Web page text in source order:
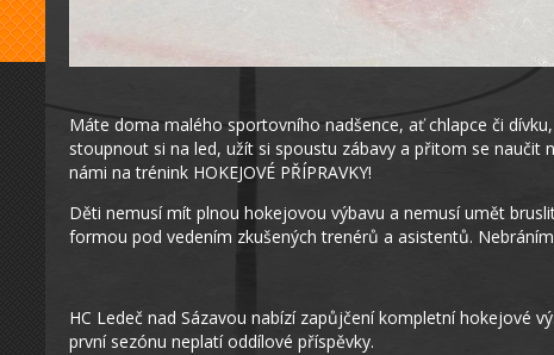
Máte doma malého sportovního nadšence, ať chlapce či
stoupnout si na led, užít si spoustu zábavy a přitom se naučit
námi na trénink HOKEJOVÉ PŘÍPRAVKY!
Děti nemusí mít plnou hokejovou výbavu a nemusí umět
formou pod vedením zkušených trenérů a asistentů.
HC Ledeč nad Sázavou nabízí zapůjčení kompletní hokejové
první sezónu neplatí oddílové příspěvky.